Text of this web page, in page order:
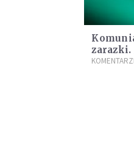
zarazki.
śmierci